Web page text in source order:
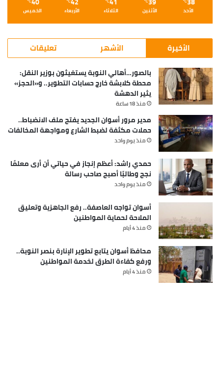
الأحد الأثنين الثلاثاء الأربعاء الخميس
الأخيرة الأشهر تعليقات
بالصور…أهالي النوبة يستغيثون بوزير النقل:
محطة كلابشة خارج حسابات التطوير.. و«الحجز»
يثير الدهشة
منذ 18 ساعة
مدير مرور أسوان الجديد يفتح ملف الانضباط..
حملات مكثفة لضبط الشارع ومواجهة المخالفات
منذ يوم واحد
حمدي راشد: أعظم إنجاز في حياتي أن أرى معلمًا
نجح وطالبًا أصبح صاحب رسالة
منذ يوم واحد
أسوان تواجه العاصفة.. رفع الجاهزية وتعليق
الملاحة لحماية المواطنين
منذ 4 أيام
محافظ أسوان يتابع تطوير الإنارة بنصر النوبة..
ورفع كفاءة الطرق لخدمة المواطنين
منذ 4 أيام